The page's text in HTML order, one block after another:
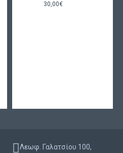
30,00€
Λεωφ. Γαλατσίου 100,